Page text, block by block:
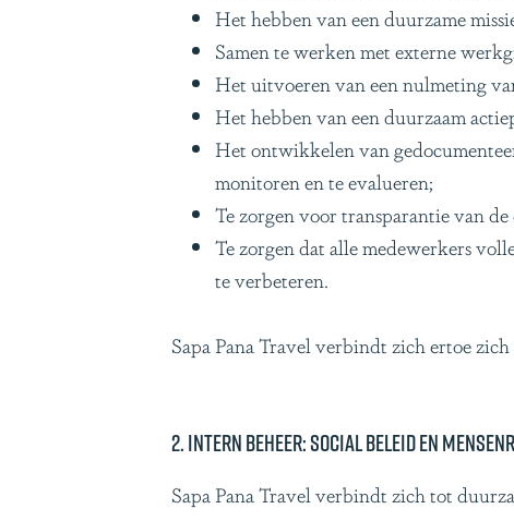
Het hebben van een duurzame
Samen te werken met externe
Het uitvoeren van een nulmeting
Het hebben van een duurzaam
Het ontwikkelen van
monitoren en te evalueren;
Te zorgen voor transparantie van
Te zorgen dat alle medewerkers
te verbeteren.
Sapa Pana Travel verbindt zich ertoe
2. Intern beheer: social beleid en
Sapa Pana Travel verbindt zich tot